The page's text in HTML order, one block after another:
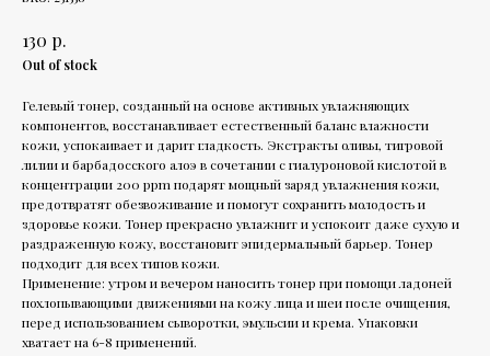
130 р.
Out of stock
Гелевый тонер, созданный на основе активных увлажняющих
компонентов, восстанавливает естественный баланс влажности
кожи, успокаивает и дарит гладкость. Экстракты оливы, тигровой
лилии и барбадосского алоэ в сочетании с гиалуроновой кислотой в
концентрации 200 ppm подарят мощный заряд увлажнения кожи,
предотвратят обезвоживание и помогут сохранить молодость и
здоровье кожи. Тонер прекрасно увлажнит и успокоит даже сухую и
раздраженную кожу, восстановит эпидермальный барьер. Тонер
подходит для всех типов кожи.
Применение: утром и вечером наносить тонер при помощи ладоней
похлопывающими движениями на кожу лица и шеи после очищения,
перед использованием сыворотки, эмульсии и крема. Упаковки
хватает на 6-8 применений.